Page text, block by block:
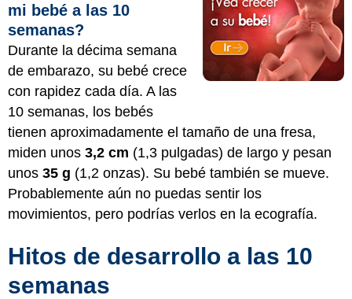
mi bebé a las 10
semanas?
Durante la décima semana
de embarazo, su bebé crece
con rapidez cada día. A las
10 semanas, los bebés
tienen aproximadamente el tamaño de una fresa,
miden unos 3,2 cm (1,3 pulgadas) de largo y pesan
unos 35 g (1,2 onzas). Su bebé también se mueve.
Probablemente aún no puedas sentir los
movimientos, pero podrías verlos en la ecografía.
Hitos de desarrollo a las 10
semanas